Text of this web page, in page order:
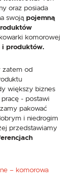
oraz posiada
swoją pojemną
komorowej
i produktów.
zatem od
większy biznes
- postawi
pakować
i niedrogim
przedstawiamy
– komorowa